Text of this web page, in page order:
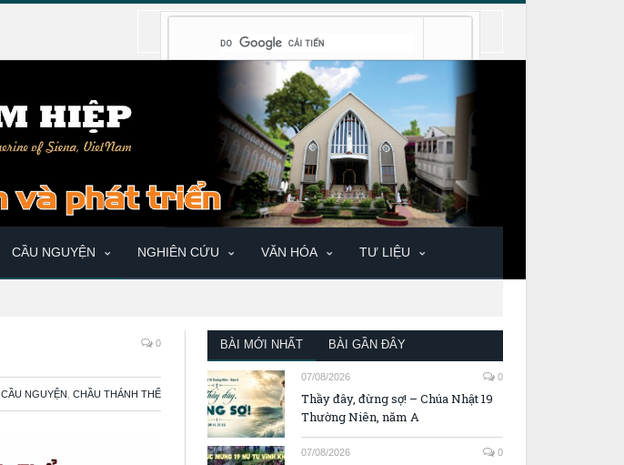
CẦU NGUYỆN NGHIÊN CỨU VĂN HÓA TƯ LIỆU
0
CẦU NGUYỆN CHẦU THÁNH THỂ
BÀI MỚI NHẤT BÀI GẦN ĐÂY
07/08/2026 0
Thầy đây, đừng sợ! – Chúa Nhật 19
Thường Niên, năm A
07/08/2026 0